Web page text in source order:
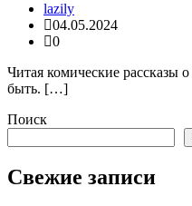
lazily
04.05.2024
0
Читая комические рассказы
быть. […]
Поиск
Свежие записи